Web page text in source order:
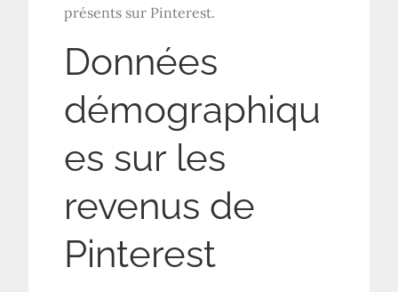
présents sur Pinterest.
Données
démographiqu
es sur les
revenus de
Pinterest